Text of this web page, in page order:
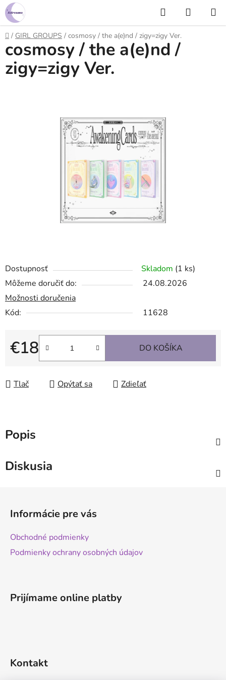
Prejsť
na
obsah
Hľadať
KOŠÍK
Domov
/ GIRL GROUPS / cosmosy / the a(e)nd / zigy=zigy Ver.
Dostupnosť Skladom (1 ks)
Môžeme doručiť do:
24.08.2026
Možnosti doručenia
Kód:
11628
€18
Jednotková cena:
DO KOŠÍKA
Tlač Opýtať sa Zdieľať
cosmosy / the a(e)nd /
zigy=zigy Ver.
Popis
Diskusia
Informácie pre vás
Obchodné podmienky
Podmienky ochrany osobných údajov
Prijímame online platby
Kontakt